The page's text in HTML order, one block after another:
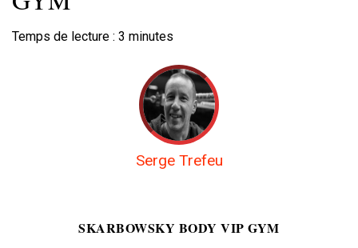
Temps de lecture : 3 minutes
Serge Trefeu
SKARBOWSKY BODY VIP GYM